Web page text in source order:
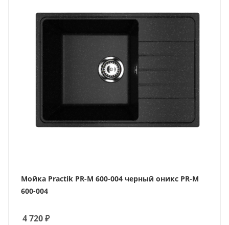
Мойка Practik PR-M 600-004 черный оникс PR-M
600-004
4 720₽